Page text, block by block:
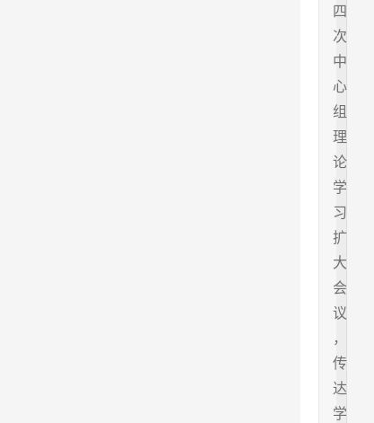
四
次
中
心
组
理
论
学
习
扩
大
会
议
，
传
达
学